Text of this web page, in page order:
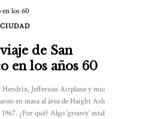
de San
en los años 60
Jefferson Airplane y muchos
en masa al área de Haight Ashbury en
¿Por qué? Algo ‘groovy’ estaba